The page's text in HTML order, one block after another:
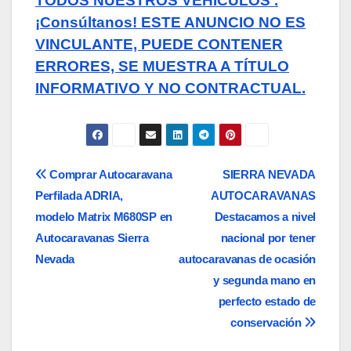
¡Consúltanos! ESTE ANUNCIO NO ES
VINCULANTE, PUEDE CONTENER
ERRORES, SE MUESTRA A TÍTULO
INFORMATIVO Y NO CONTRACTUAL.
Navegación
de
entradas
SIERRA NEVADA
AUTOCARAVANAS
Destacamos a nivel
nacional por tener
autocaravanas de ocasión
y segunda mano en
perfecto estado de
conservación
Comprar Autocaravana
Perfilada ADRIA,
modelo Matrix M680SP en
Autocaravanas Sierra
Nevada